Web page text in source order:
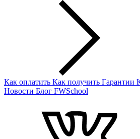
Как оплатить Как получить Гарантии
Новости Блог FWSchool